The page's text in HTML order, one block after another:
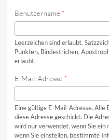
Benutzername *
Leerzeichen sind erlaubt.
Punkten, Bindestrichen,
erlaubt.
E-Mail-Adresse *
Eine gültige E-Mail-Adresse. Alle
diese Adresse geschickt. Die
wird nur verwendet, wenn Sie ein
wenn Sie einstellen, bestimmte